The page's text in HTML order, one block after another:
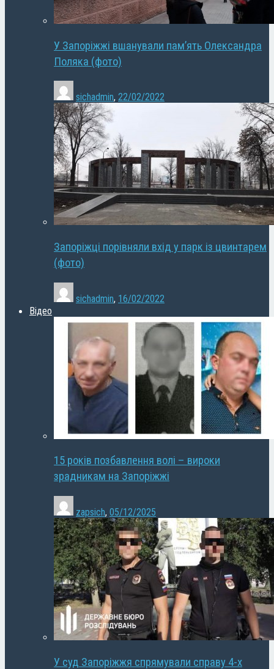
У Запоріжжі вшанували пам’ять Олександра
Поляка (фото)
sichadmin, 22/02/2022
Запоріжці порівняли вхід у парк із цвинтарем
(фото)
sichadmin, 16/02/2022
Відео
15 років позбавлення волі – вироки
зрадникам на Запоріжжі
zapsich, 05/12/2025
У суд Запоріжжя спрямували справу 4-х